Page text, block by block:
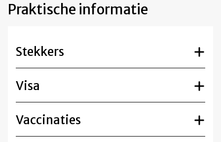
Praktische informatie
Stekkers
Visa
Vaccinaties